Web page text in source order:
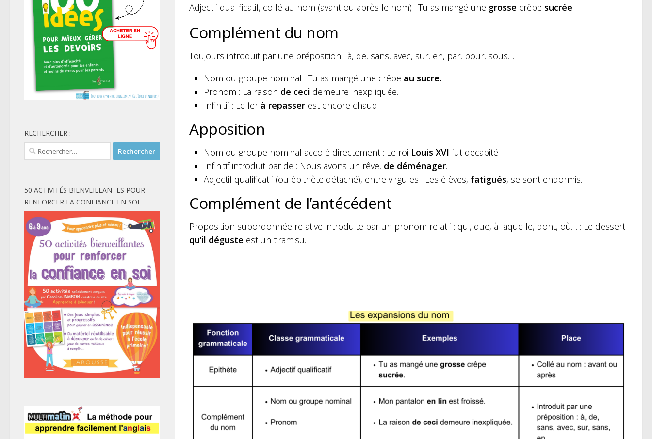
Adjectif qualificatif, collé au nom (avant ou après le nom) : Tu as mangé une grosse crêpe sucrée.
Complément du nom
Toujours introduit par une préposition : à, de, sans, avec, sur, en, par, pour, sous…
Nom ou groupe nominal : Tu as mangé une crêpe au sucre.
Pronom : La raison de ceci demeure inexpliquée.
Infinitif : Le ferà repasser est encore chaud.
Apposition
Nom ou groupe nominal accolé directement : Le roi Louis XVI fut décapité.
Infinitif introduit par de : Nous avons un rêve, de déménager.
Adjectif qualificatif (ou épithète détaché), entre virgules : Les élèves, fatigués, se sont endormis.
Complément de l’antécédent
Proposition subordonnée relative introduite par un pronom relatif : qui, que, à laquelle, dont, où… : Le dessert
qu’il déguste est un tiramisu.
RECHERCHER :
Rechercher :
50 ACTIVITÉS BIENVEILLANTES POUR
RENFORCER LA CONFIANCE EN SOI